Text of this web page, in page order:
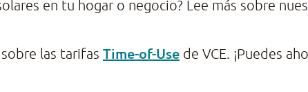
en tu hogar o negocio? Lee más sobre
las tarifas Time-of-Use de VCE. ¡Puedes